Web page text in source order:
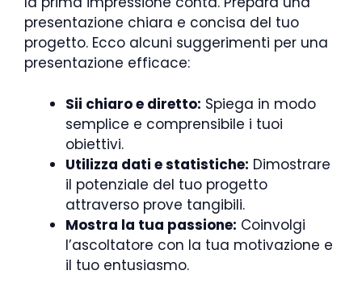
presentazione chiara e concisa del tuo
progetto. Ecco alcuni suggerimenti per una
presentazione efficace:
Sii chiaro e diretto: Spiega in modo
semplice e comprensibile i tuoi
obiettivi.
Utilizza dati e statistiche: Dimostrare
il potenziale del tuo progetto
attraverso prove tangibili.
Mostra la tua passione: Coinvolgi
l’ascoltatore con la tua motivazione e
il tuo entusiasmo.